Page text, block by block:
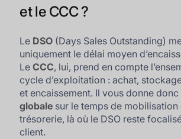
et le CCC ?
Le DSO (Days Sales Outstanding)
uniquement le délai moyen
LeCCC, lui, prend en compte
cycle d’exploitation : achat,
et encaissement. Il vous donne
globale sur le temps de
trésorerie, là où le DSO reste
client.